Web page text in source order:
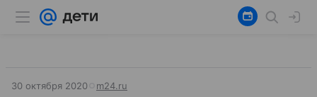
30 октября 2020 m24.ru